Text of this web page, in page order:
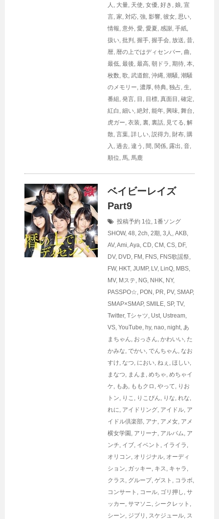
人 , 大量, 天使, 女優, 好き , 娘, 宣
言, 家, 対応, 強, 影響, 彼女, 思い,
情報, 意外, 愛, 愛夏, 感謝, 手紙,
扱い, 批判 , 握手, 握手会, 放送, 昔,
暦, 暦の上ではディセンバー, 曲,
最低, 最後, 最高, 朝ドラ , 期待, 本,
枚数, 歌, 武道館, 沖縄, 潮騒, 潮騒
のメモリー, 濃厚, 特典, 独占, 生,
番組 , 発言, 目 , 目標, 真面目 , 確定,
紅白 , 細い, 絶対, 能年, 興味, 舞台,
虎ガー, 衣装, 裏, 裏話, 見てる, 解
散, 言葉, 詳しい, 説得力, 財布, 購
入 , 過去, 違う , 間 , 関係, 露出 , 音,
順位, 馬, 馬鹿
ベイビーレイズ
Part9
投稿予約 1位, 1番ソング
SHOW, 48, 2ch, 2期 , 3人 , AKB,
AV,Ami,Aya, CD, CM , CS, DF,
DV, DVD, FM , FNS, FNS歌謡祭,
FW, HKT, JUMP, LV, LinQ, MBS,
MV, Mステ, NG, NHK, NY,
PASSPO☆, PON , PR, PV, SMAP,
SMAP×SMAP, SMILE, SP, TV,
Twitter, Tシャツ, Ust, Ustream,
VS, YouTube, hy, nao, night, あ
まちゃん, おっさん, かわいい, た
かみな, でかい, でんちゃん, なお
すけ, なつ, におい, ねぇ , ほしい,
まなつ, まんま , めちゃ, めちゃイ
ケ, もあ, ももクロ , やって, りお
トン, りこ , りこぴん, りな, れな,
れに, アイドリング, アイドル, ア
イドル倶楽部, アナ, アメ女, アメ
横女学園 , アリーナ, アルバム, ア
ンチ, イブ, イベント , イライラ ,
オリコン, オリジナル, オーディ
ション, ガッキー, キス, キャラ ,
クラス, グループ, ゲスト , コラボ,
コンサート , コール, ゴリ押し , サ
ッカー, サマソニ, シークレット ,
シーン, ジブリ , スケジュール, ス